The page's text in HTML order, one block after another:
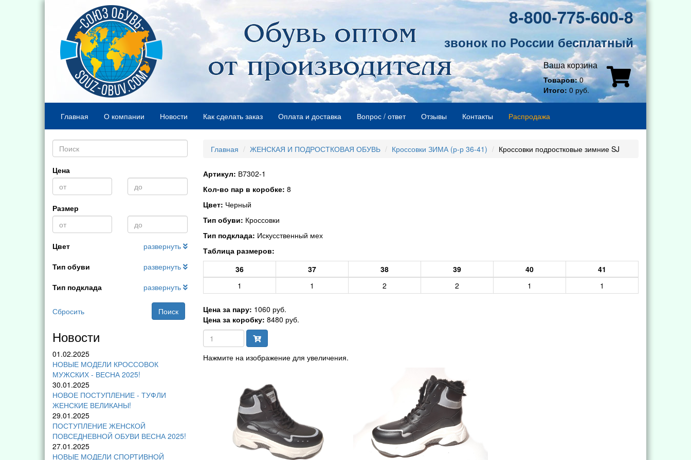
8-800-775-600-8
звонок по России бесплатный
Ваша корзина
Товаров:0
Итого: 0 руб.
Главная О компании Новости Как сделать заказ Оплата и доставка Вопрос / ответ Отзывы Контакты Распродажа
Цена
Размер
Цвет
развернуть
Тип обуви
развернуть
Тип подклада
развернуть
Сбросить Поиск
Новости
01.02.2025
НОВЫЕ МОДЕЛИ КРОССОВОК
МУЖСКИХ - ВЕСНА 2025!
30.01.2025
НОВОЕ ПОСТУПЛЕНИЕ - ТУФЛИ
ЖЕНСКИЕ ВЕЛИКАНЫ!
29.01.2025
ПОСТУПЛЕНИЕ ЖЕНСКОЙ
ПОВСЕДНЕВНОЙ ОБУВИ ВЕСНА 2025!
27.01.2025
НОВЫЕ МОДЕЛИ СПОРТИВНОЙ
Главная ЖЕНСКАЯ И ПОДРОСТКОВАЯ ОБУВЬ Кроссовки ЗИМА (р-р 36-41) Кроссовки подростковые зимние SJ
Артикул: В7302-1
Кол-во пар в коробке: 8
Цвет: Черный
Тип обуви: Кроссовки
Тип подклада: Искусственный мех
Таблица размеров:
36
37 38 39 40
41
1
1 2 2 1 1
Цена за пару: 1060 руб.
Цена за коробку: 8480 руб.
Нажмите на изображение для увеличения.